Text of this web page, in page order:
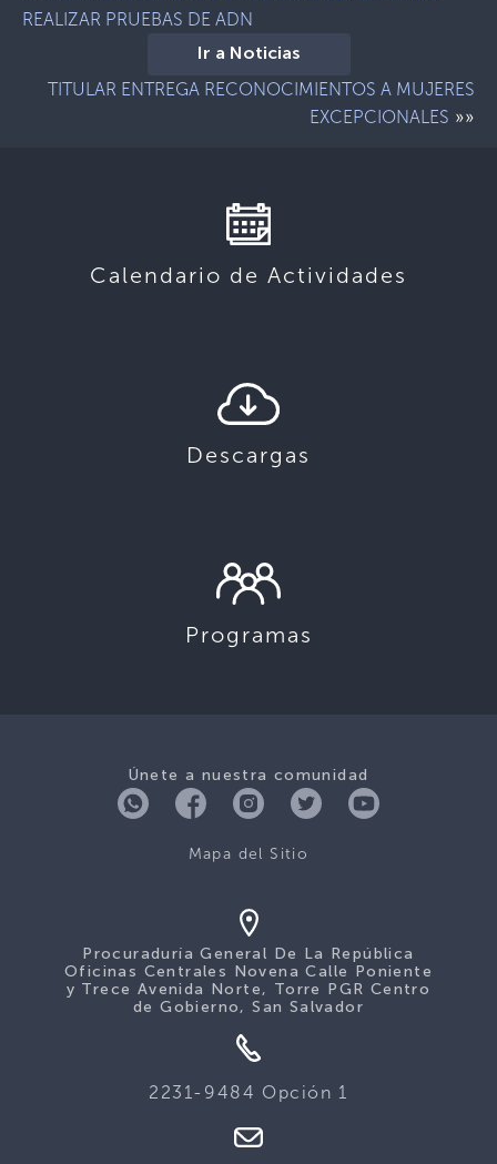
REALIZAR PRUEBAS DE ADN
Ir a Noticias
TITULAR ENTREGA RECONOCIMIENTOS A MUJERES
EXCEPCIONALES »»
Calendario de Actividades
Descargas
Programas
Únete a nuestra comunidad
Mapa del Sitio
Procuraduría General De La República
Oficinas Centrales Novena Calle Poniente
y Trece Avenida Norte, Torre PGR Centro
de Gobierno, San Salvador
2231-9484 Opción 1